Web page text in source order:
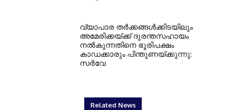
വ്യാപാര തര്‍ക്കങ്ങള്‍ക്കിടയിലും
അമേരിക്കയ്ക്ക് ദുരന്തസഹായം
നല്‍കുന്നതിനെ ഭൂരിപക്ഷം
കാഡക്കാരും പിന്തുണയ്ക്കുന്നു:
സര്‍വേ
Related News